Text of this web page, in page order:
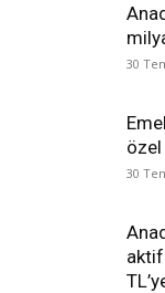
30
30